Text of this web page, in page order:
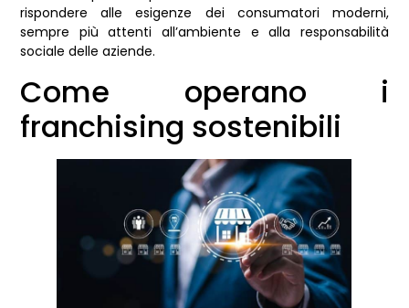
rispondere alle esigenze dei consumatori moderni,
sempre più attenti all’ambiente e alla responsabilità
sociale delle aziende.
Come operano i
franchising sostenibili